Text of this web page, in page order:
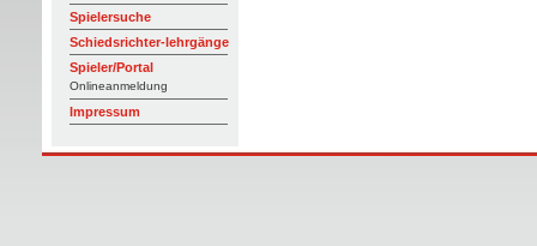
Spielersuche
Schiedsrichter-lehrgänge
Spieler/Portal
Onlineanmeldung
Impressum